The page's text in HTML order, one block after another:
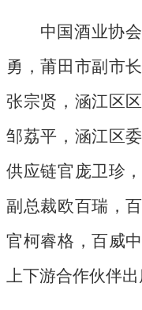
中国酒业协
勇，莆田市副市
张宗贤，涵江区
邹荔平，涵江区
供应链官庞卫珍
副总裁欧百瑞，
官柯睿格，百威
上下游合作伙伴出